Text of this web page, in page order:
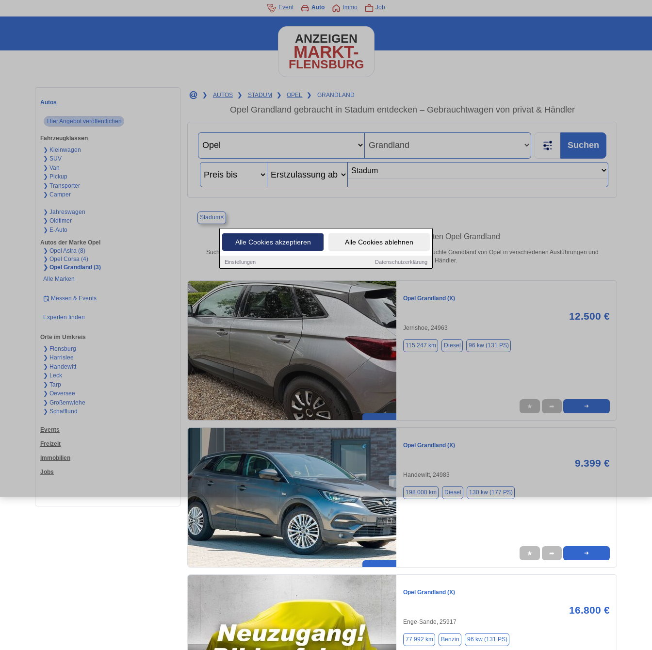
Alle Cookies akzeptieren Alle Cookies ablehnen
Einstellungen Datenschutzerklärung
Event Auto Immo Job
ANZEIGEN
MARKT-
FLENSBURG
Autos
Hier Angebot veröffentlichen
Fahrzeugklassen
❯ Kleinwagen
❯ SUV
❯ Van
❯ Pickup
❯ Transporter
❯ Camper
❯ Jahreswagen
❯ Oldtimer
❯ E-Auto
Autos der Marke Opel
❯ Opel Astra (8)
❯ Opel Corsa (4)
❯ Opel Grandland (3)
Alle Marken
Messen & Events
Experten finden
Orte im Umkreis
❯ Flensburg
❯ Harrislee
❯ Handewitt
❯ Leck
❯ Tarp
❯ Oeversee
❯ Großenwiehe
❯ Schafflund
Events
Freizeit
Immobilien
Jobs
❯ AUTOS ❯ STADUM ❯ OPEL ❯ GRANDLAND
Opel Grandland gebraucht in Stadum entdecken – Gebrauchtwagen von privat & Händler
Suchen
Stadum×
Finden Sie in Stadum Ihren gebrauchten Opel Grandland
Suchen Sie in Stadum einen Opel Grandland Gebrauchtwagen? Entdecken Sie gebrauchte Grandland von Opel in verschiedenen Ausführungen und
Preisklassen von privat und vom Händler.
Opel Grandland (X)
12.500 €
Jerrishoe, 24963
115.247 km Diesel 96 kw (131 PS)
★ ➦ ➜
Opel Grandland (X)
9.399 €
Handewitt, 24983
198.000 km Diesel 130 kw (177 PS)
★ ➦ ➜
Opel Grandland (X)
16.800 €
Enge-Sande, 25917
77.992 km Benzin 96 kw (131 PS)